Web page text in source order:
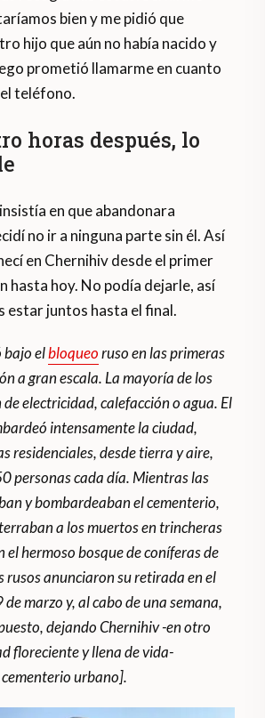
bien y me pidió que
hijo que aún no había nacido y
prometió llamarme en cuanto
teléfono.
horas después, lo
en que abandonara
no ir a ninguna parte sin él. Así
en Chernihiv desde el primer
hasta hoy. No podía dejarle, así
estar juntos hasta el final.
bajo elbloqueoruso en las primeras
a gran escala. La mayoría de los
electricidad, calefacción o agua. El
intensamente la ciudad,
residenciales, desde tierra y aire,
personas cada día. Mientras las
y bombardeaban el cementerio,
a los muertos en trincheras
el hermoso bosque de coníferas de
rusos anunciaron su retirada en el
marzo y, al cabo de una semana,
dejando Chernihiv -en otro
floreciente y llena de vida-
urbano].